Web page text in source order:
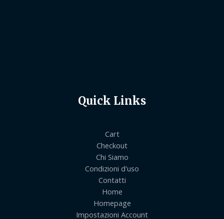
Quick Links
Cart
Checkout
Chi Siamo
Condizioni d'uso
Contatti
Home
Homepage
Impostazioni Account